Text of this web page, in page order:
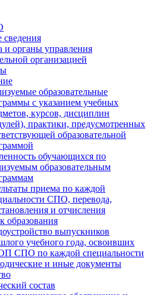
и органы управления
организацией
образовательные
с указанием учебных
курсов, дисциплин
практики, предусмотренных
образовательной
обучающихся по
образовательным
приема по каждой
СПО, перевода,
и отчисления
образования
выпускников
учебного года, освоивших
СПО по каждой специальности
и иные документы
состав